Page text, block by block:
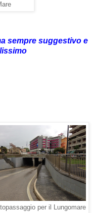
per il Lungomare
sempre suggestivo e